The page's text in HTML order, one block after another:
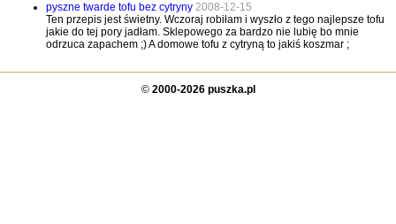
pyszne twarde tofu bez cytryny 2008-12-15
Ten przepis jest świetny. Wczoraj robiłam i wyszło z tego najlepsze tofu
jakie do tej pory jadłam. Sklepowego za bardzo nie lubię bo mnie
odrzuca zapachem ;) A domowe tofu z cytryną to jakiś koszmar ;
© 2000-2026 puszka.pl